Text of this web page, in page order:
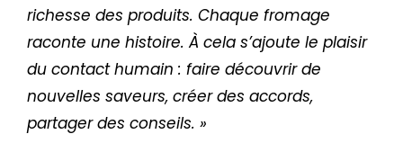
richesse des produits. Chaque fromage
raconte une histoire. À cela s’ajoute le plaisir
du contact humain : faire découvrir de
nouvelles saveurs, créer des accords,
partager des conseils. »